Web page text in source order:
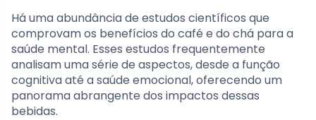
Há uma abundância de estudos científicos que
comprovam os benefícios do café e do chá para a
saúde mental. Esses estudos frequentemente
analisam uma série de aspectos, desde a função
cognitiva até a saúde emocional, oferecendo um
panorama abrangente dos impactos dessas
bebidas.